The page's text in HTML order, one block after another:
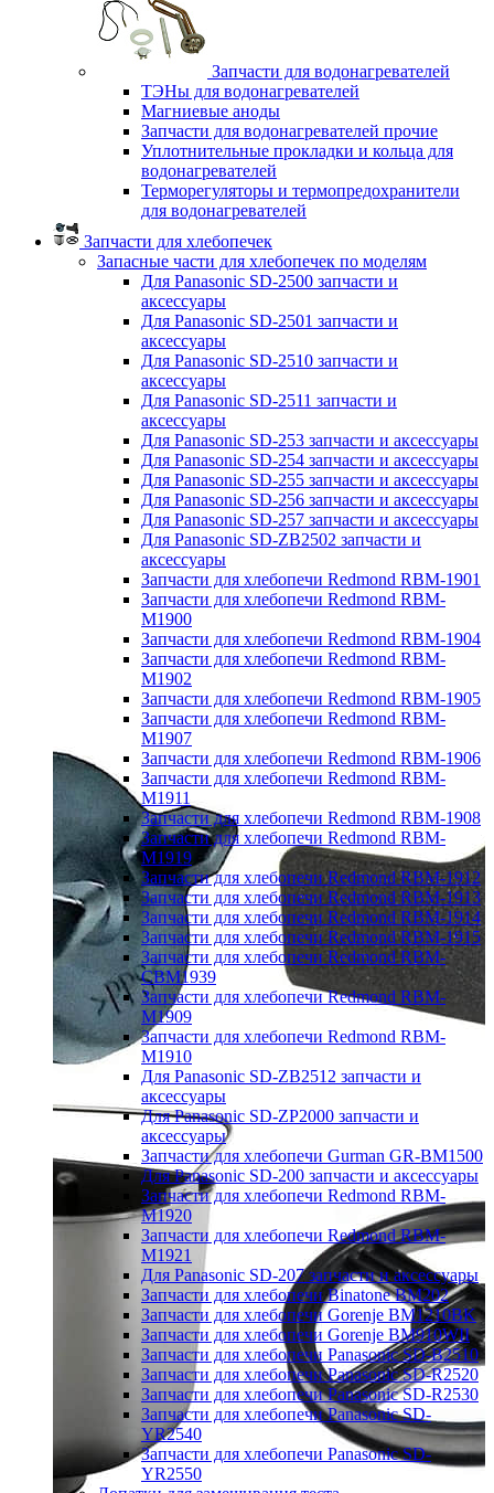
Запчасти для водонагревателей
ТЭНы для водонагревателей
Магниевые аноды
Запчасти для водонагревателей прочие
Уплотнительные прокладки и кольца для
водонагревателей
Терморегуляторы и термопредохранители
для водонагревателей
Запчасти для хлебопечек
Запасные части для хлебопечек по моделям
Для Panasonic SD-2500 запчасти и
аксессуары
Для Panasonic SD-2501 запчасти и
аксессуары
Для Panasonic SD-2510 запчасти и
аксессуары
Для Panasonic SD-2511 запчасти и
аксессуары
Для Panasonic SD-253 запчасти и аксессуары
Для Panasonic SD-254 запчасти и аксессуары
Для Panasonic SD-255 запчасти и аксессуары
Для Panasonic SD-256 запчасти и аксессуары
Для Panasonic SD-257 запчасти и аксессуары
Для Panasonic SD-ZB2502 запчасти и
аксессуары
Запчасти для хлебопечи Redmond RBM-1901
Запчасти для хлебопечи Redmond RBM-
M1900
Запчасти для хлебопечи Redmond RBM-1904
Запчасти для хлебопечи Redmond RBM-
M1902
Запчасти для хлебопечи Redmond RBM-1905
Запчасти для хлебопечи Redmond RBM-
M1907
Запчасти для хлебопечи Redmond RBM-1906
Запчасти для хлебопечи Redmond RBM-
M1911
Запчасти для хлебопечи Redmond RBM-1908
Запчасти для хлебопечи Redmond RBM-
M1919
Запчасти для хлебопечи Redmond RBM-1912
Запчасти для хлебопечи Redmond RBM-1913
Запчасти для хлебопечи Redmond RBM-1914
Запчасти для хлебопечи Redmond RBM-1915
Запчасти для хлебопечи Redmond RBM-
CBM1939
Запчасти для хлебопечи Redmond RBM-
M1909
Запчасти для хлебопечи Redmond RBM-
M1910
Для Panasonic SD-ZB2512 запчасти и
аксессуары
Для Panasonic SD-ZP2000 запчасти и
аксессуары
Запчасти для хлебопечи Gurman GR-BM1500
Для Panasonic SD-200 запчасти и аксессуары
Запчасти для хлебопечи Redmond RBM-
M1920
Запчасти для хлебопечи Redmond RBM-
M1921
Для Panasonic SD-207 запчасти и аксессуары
Запчасти для хлебопечи Binatone BM202
Запчасти для хлебопечи Gorenje BM1210BK
Запчасти для хлебопечи Gorenje BM910WII
Запчасти для хлебопечи Panasonic SD-B2510
Запчасти для хлебопечи Panasonic SD-R2520
Запчасти для хлебопечи Panasonic SD-R2530
Запчасти для хлебопечи Panasonic SD-
YR2540
Запчасти для хлебопечи Panasonic SD-
YR2550